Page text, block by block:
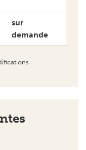
Franschoek)
à la journée